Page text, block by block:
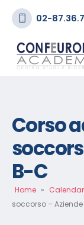
02-
Corso
B-C
Home »
soccorso –